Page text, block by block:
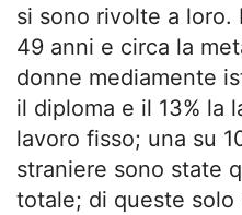
si sono rivolte a loro.
49 anni e circa la
donne mediamente
il diploma e il 13% la
lavoro fisso; una su
straniere sono state
totale; di queste solo